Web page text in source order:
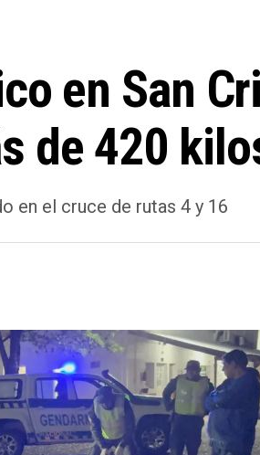
en San
de 420
en el cruce de rutas 4 y 16